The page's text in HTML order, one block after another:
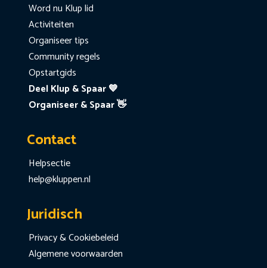
Word nu Klup lid
Activiteiten
Organiseer tips
Community regels
Opstartgids
Deel Klup & Spaar 💙
Organiseer & Spaar 👋
Contact
Helpsectie
help@kluppen.nl
Juridisch
Privacy & Cookiebeleid
Algemene voorwaarden